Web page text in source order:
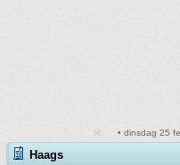
• dinsdag 25
Haags